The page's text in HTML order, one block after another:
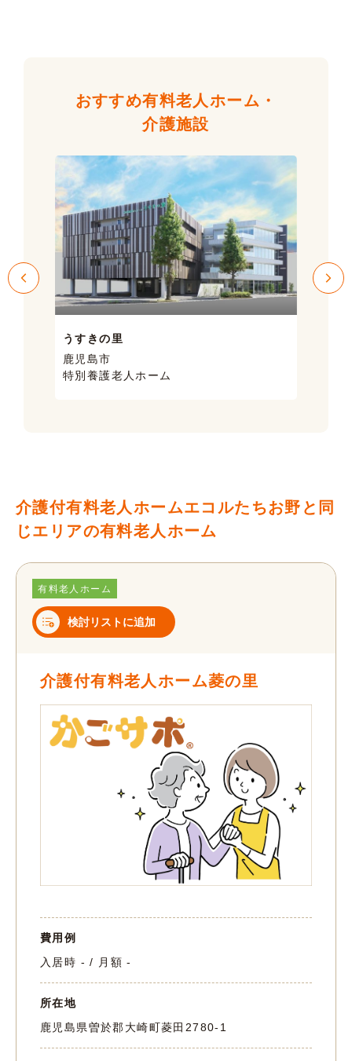
おすすめ有料老人ホーム・
介護施設
うすきの里
鹿児島市
特別養護老人ホーム
介護付有料老人ホームエコルたちお野と同
じエリアの有料老人ホーム
有料老人ホーム
検討リストに追加
介護付有料老人ホーム菱の里
費用例
入居時 - / 月額 -
所在地
鹿児島県曽於郡大崎町菱田2780-1